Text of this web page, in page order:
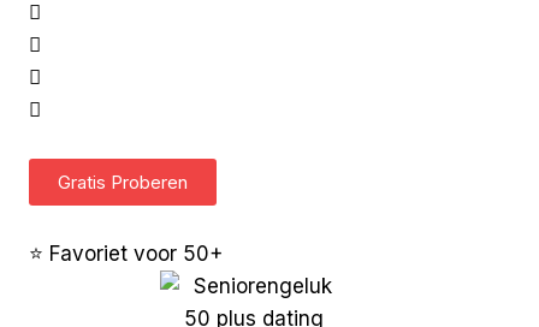
Gratis Proberen
⭐ Favoriet voor 50+